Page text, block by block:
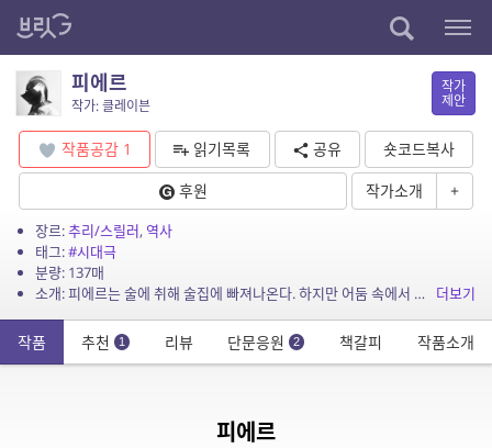
피에르
작가: 클레이븐
작가
제안
작품공감 1 읽기목록 공유
숏코드복사
후원
작가소개 +
장르:추리/스릴러, 역사
태그:#시대극
분량: 137매
소개: 피에르는 술에 취해 술집에 빠져나온다. 하지만 어둠 속에서 홀연히 나타난 갑옷 입은 암살자에게 습격을 당하게 된다. 암살자를 저지하기 위해 싸우던 피에르는 자신의 과거와 마주하게 ...
더보기
작품 추천 1 리뷰 단문응원 2 책갈피 작품소개
피에르